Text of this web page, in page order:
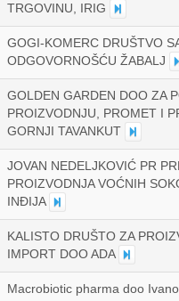
TRGOVINU, IRIG
GOGI-KOMERC DRUŠTVO
ODGOVORNOŠĆU ŽABALJ
GOLDEN GARDEN DOO ZA
PROIZVODNJU, PROMET I
GORNJI TAVANKUT
JOVAN NEDELJKOVIĆ PR
PROIZVODNJA VOĆNIH
INĐIJA
KALISTO DRUŠTO ZA
IMPORT DOO ADA
Macrobiotic pharma doo